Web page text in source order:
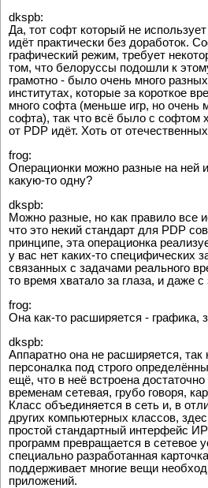
dkspb:
Да, тот софт который не
идёт практически без доработок.
графический режим, требует
том, что белоруссы подошли к
грамотно - было очень много
институтах, которые за короткое
много софта (меньше игр, но очень
софта), так что всё было с софтом
от PDP идёт. Хоть от
frog:
Операционки можно разные на ней
какую-то одну?
dkspb:
Можно разные, но как правило все
что это некий стандарт для PDP
принципе, эта операционка
у вас нет каких-то специфических
связанных с задачами реального
то время хватало за глаза, и даже с
frog:
Она как-то расширяется - графика,
dkspb:
Аппаратно она не расширяется, так
персоналка под строго
ещё, что в неё встроена
временам сетевая, грубо говоря,
Класс объединяется в сеть и, в
других компьютерных классов,
простой стандартный интерфейс
программ превращается в сетевое
специально разработанная
поддерживает многие вещи
приложений.